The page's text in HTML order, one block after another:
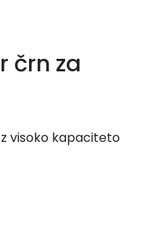
črn za
visoko kapaciteto